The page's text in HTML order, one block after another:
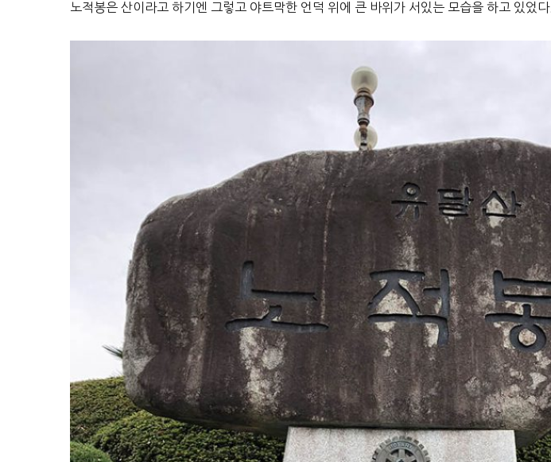
노적봉은 산이라고 하기엔 그렇고 야트막한 언덕 위에 큰 바위가 서있는 모습을 하고 있었다.